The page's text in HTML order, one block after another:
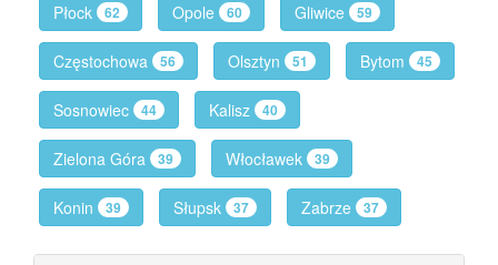
Płock 62 Opole 60 Gliwice 59
Częstochowa 56 Olsztyn 51 Bytom 45
Sosnowiec 44 Kalisz 40
Zielona Góra 39 Włocławek 39
Konin 39 Słupsk 37 Zabrze 37